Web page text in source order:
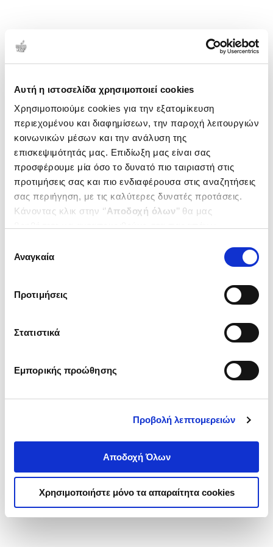
Αυτή η ιστοσελίδα χρησιμοποιεί cookies
Χρησιμοποιούμε cookies για την εξατομίκευση
περιεχομένου και διαφημίσεων, την παροχή λειτουργιών
κοινωνικών μέσων και την ανάλυση της
επισκεψιμότητάς μας. Επιδίωξη μας είναι σας
προσφέρουμε μία όσο το δυνατό πιο ταιριαστή στις
προτιμήσεις σας και πιο ενδιαφέρουσα στις αναζητήσεις
σας περιήγηση, με τις καλύτερες δυνατές προτάσεις.
Κάνοντας κλικ στην ‘’Αποδοχή όλων’’ θα μας
ενδιαφέρουν και να επιλέξετε από τα παρακάτω με την
΄΄και να ενημερωθείτε σχετικά με
συγκατάθεσης
Αναγκαία
Προτιμήσεις
Στατιστικά
Εμπορικής προώθησης
Προβολή λεπτομερειών
Αποδοχή Όλων
Χρησιμοποιήστε μόνο τα απαραίτητα cookies